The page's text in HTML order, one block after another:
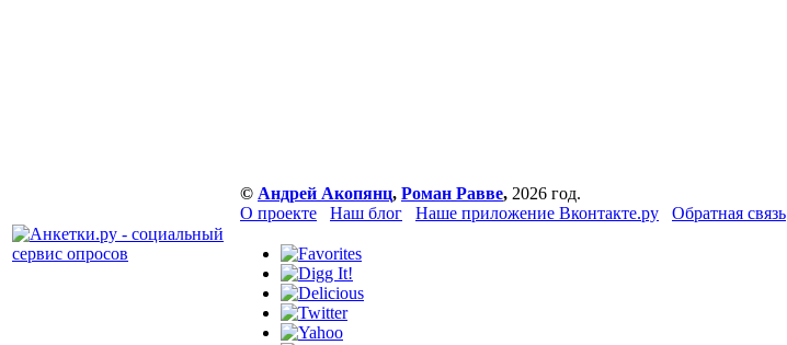
© Андрей Акопянц, Роман Равве, 2026 год.
О проекте
Наш блог Наше приложение Вконтакте.ру Обратная связь